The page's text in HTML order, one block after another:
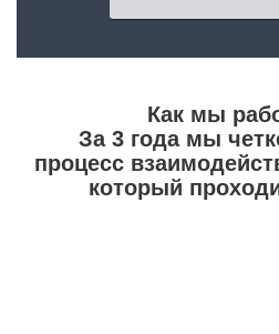
Как мы
За 3 года мы
процесс
который